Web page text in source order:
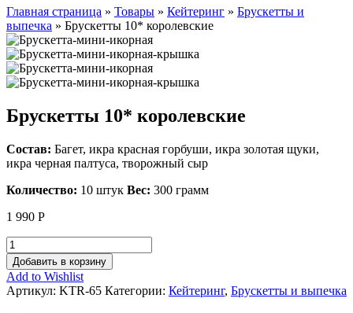
Главная страница » Товары » Кейтеринг » Брускетты и
выпечка » Брускетты 10* королевские
Брускетты 10* королевские
Состав: Багет, икра красная горбуши, икра золотая щуки,
икра черная палтуса, творожный сыр
Количество: 10 штук Вес: 300 грамм
1 990 Р
Добавить в корзину
Add to Wishlist
Артикул: KTR-65 Категории: Кейтеринг, Брускетты и выпечка